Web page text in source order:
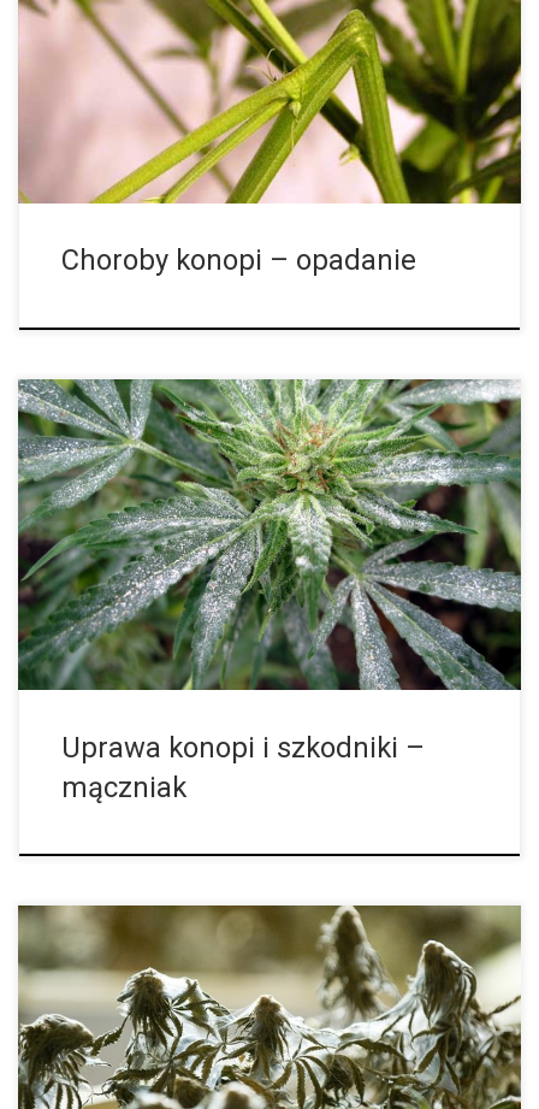
Choroba ta występuje też pod nazwami Fusarium oxysporum
albo Pythium debaryanum SYMPTOMY: Choroba ta objawia się
tym, że młode sadzonki, które kilka dni wcześniej wykiełkowały i
mają kilka centymetrów wielkości, […]
Choroby konopi – opadanie
SYMPTOMY Przy mączniaku liście są częściowo pokryte białym,
pudrowym nalotem. Jego rozprzestrzenianie następuje bardzo
szybko i pokrywa całą powierzchnię rośliny. Na liściach w
późniejszym przebiegu mogą występować brązowe obumarłe
miejsca. […]
Uprawa konopi i szkodniki –
mączniak
Częstym powodem chorób marihuany są szkodniki. Są one
bardzo małej wielkości i na pierwszy rzut oka mogą być dla nas
niewidoczne. Dlatego gdy zauważymy, że nasze rośliny pokazują
symptomu jakiejś […]